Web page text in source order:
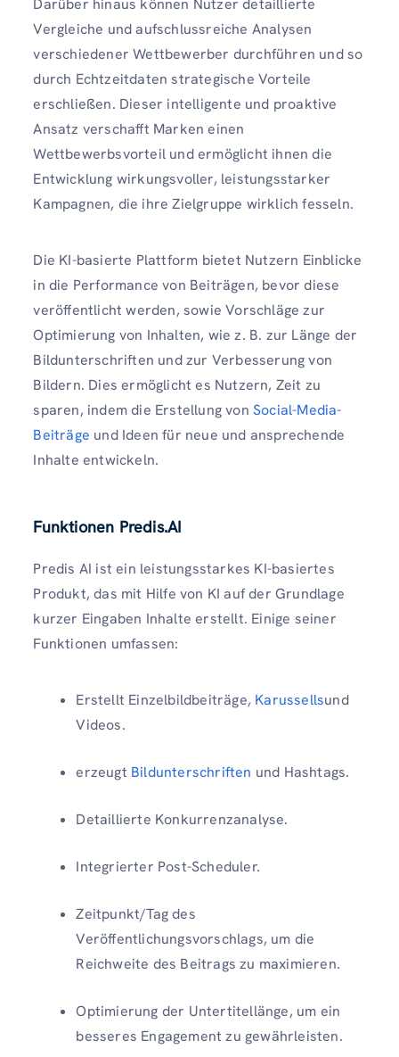
Vergleiche und aufschlussreiche Analysen
verschiedener Wettbewerber durchführen und so
durch Echtzeitdaten strategische Vorteile
erschließen. Dieser intelligente und proaktive
Ansatz verschafft Marken einen
Wettbewerbsvorteil und ermöglicht ihnen die
Entwicklung wirkungsvoller, leistungsstarker
Kampagnen, die ihre Zielgruppe wirklich fesseln.
Die KI-basierte Plattform bietet Nutzern Einblicke
in die Performance von Beiträgen, bevor diese
veröffentlicht werden, sowie Vorschläge zur
Optimierung von Inhalten, wie z. B. zur Länge der
Bildunterschriften und zur Verbesserung von
Bildern. Dies ermöglicht es Nutzern, Zeit zu
sparen, indem die Erstellung von Social-Media-
Beiträge und Ideen für neue und ansprechende
Inhalte entwickeln.
Funktionen Predis.AI
Predis AI ist ein leistungsstarkes KI-basiertes
Produkt, das mit Hilfe von KI auf der Grundlage
kurzer Eingaben Inhalte erstellt. Einige seiner
Funktionen umfassen:
Erstellt Einzelbildbeiträge, Karussellsund
Videos.
erzeugt Bildunterschriften und Hashtags.
Detaillierte Konkurrenzanalyse.
Integrierter Post-Scheduler.
Zeitpunkt/Tag des
Veröffentlichungsvorschlags, um die
Reichweite des Beitrags zu maximieren.
Optimierung der Untertitellänge, um ein
besseres Engagement zu gewährleisten.